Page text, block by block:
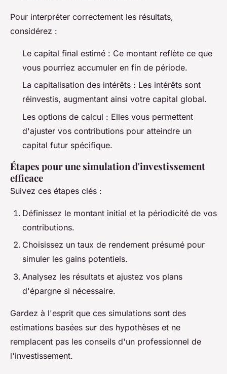
Pour interpréter correctement les résultats,
considérez :
Le capital final estimé : Ce montant reflète ce que
vous pourriez accumuler en fin de période.
La capitalisation des intérêts : Les intérêts sont
réinvestis, augmentant ainsi votre capital global.
Les options de calcul : Elles vous permettent
d'ajuster vos contributions pour atteindre un
capital futur spécifique.
Étapes pour une simulation d'investissement
efficace
Suivez ces étapes clés :
Définissez le montant initial et la périodicité de vos
contributions.
Choisissez un taux de rendement présumé pour
simuler les gains potentiels.
Analysez les résultats et ajustez vos plans
d'épargne si nécessaire.
Gardez à l'esprit que ces simulations sont des
estimations basées sur des hypothèses et ne
remplacent pas les conseils d'un professionnel de
l'investissement.